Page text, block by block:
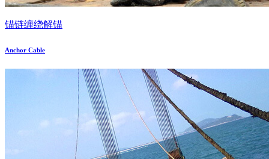
锚链缠绕解锚
Anchor Cable